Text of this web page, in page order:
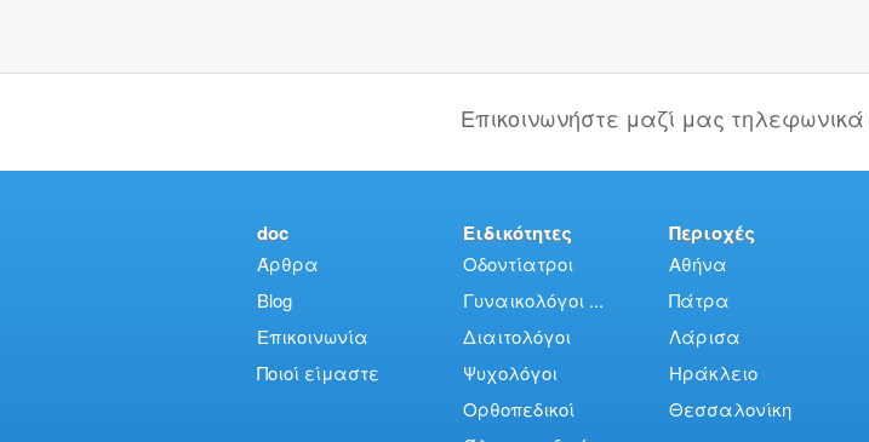
Επικοινωνήστε μαζί μας τηλεφωνικά
doc
Άρθρα
Blog
Επικοινωνία
Ποιοί είμαστε
Ειδικότητες
Οδοντίατροι
Γυναικολόγοι ...
Διαιτολόγοι
Ψυχολόγοι
Ορθοπεδικοί
Περιοχές
Αθήνα
Πάτρα
Λάρισα
Ηράκλειο
Θεσσαλονίκη